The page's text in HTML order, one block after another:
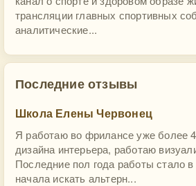
трансляции главных спортивных
аналитические...
Последние отзывы
Школа Елены Червонец
Я работаю во фрилансе уже более
дизайна интерьера, работаю
Последние пол года работы стало
начала искать альтерн...